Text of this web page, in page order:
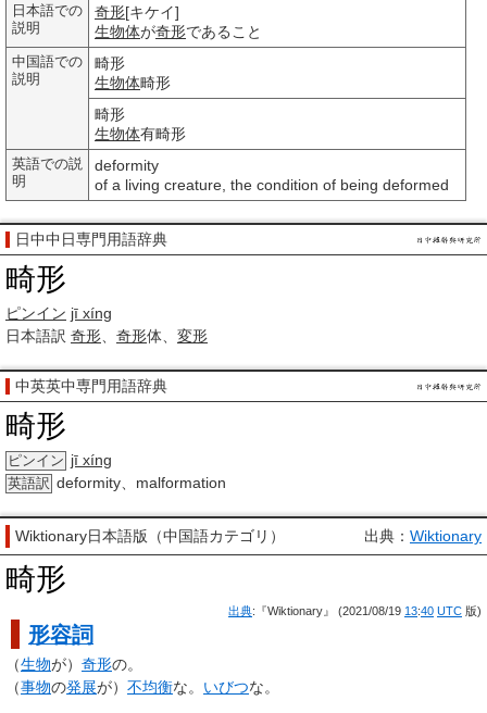
日本語での
説明
奇形[キケイ]
生物体が奇形であること
中国語での
説明
畸形
生物体畸形
畸形
生物体有畸形
英語での説
明
deformity
of a living creature, the condition of being deformed
日中中日専門用語辞典
畸形
ピンイン jī xíng
日本語訳 奇形 奇形体、 変形
中英英中専門用語辞典
畸形
ピンイン jī xíng
英語訳 deformity、malformation
Wiktionary日本語版（中国語カテゴリ） 出典： Wiktionary
畸形
出典:『Wiktionary』 (2021/08/19 13:40 UTC 版)
形容詞
（生物が） 奇形の。
（事物の発展が） 不均衡な。 いびつな。